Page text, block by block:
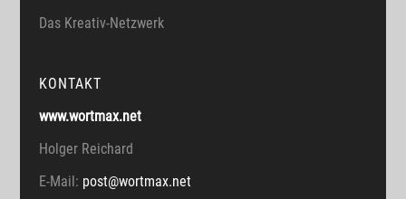
Das Kreativ-Netzwerk
KONTAKT
www.wortmax.net
Holger Reichard
E-Mail: post@wortmax.net